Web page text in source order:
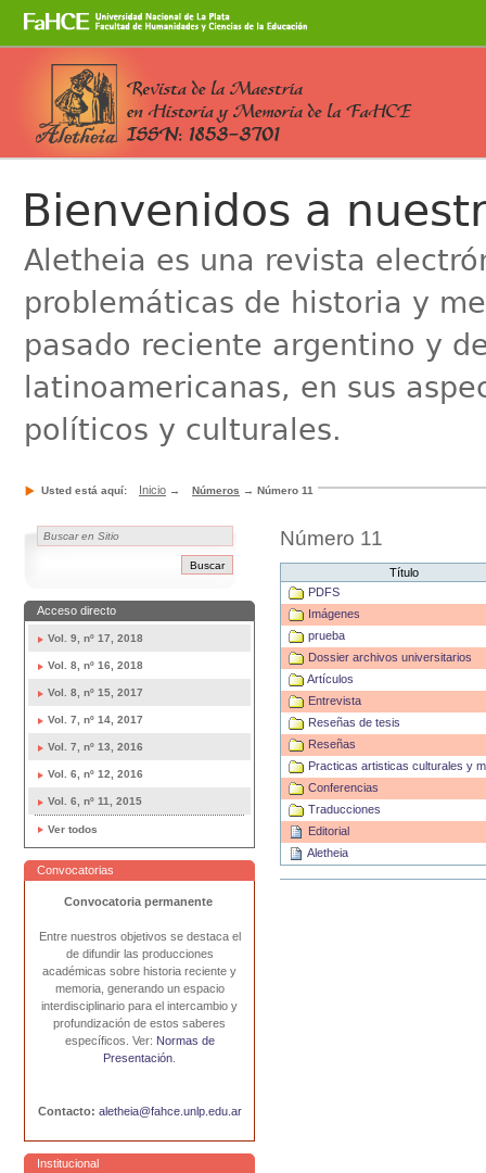
navegación
Bienvenidos a
Aletheia es una revista
problemáticas de historia y
pasado reciente argentino y
latinoamericanas, en sus
políticos y culturales.
Usted está aquí: Inicio → Números → Número 11
Acceso directo
Vol. 9, nº 17, 2018
Vol. 8, nº 16, 2018
Vol. 8, nº 15, 2017
Vol. 7, nº 14, 2017
Vol. 7, nº 13, 2016
Vol. 6, nº 12, 2016
Vol. 6, nº 11, 2015
Ver todos
Convocatorias
Convocatoria permanente
Entre nuestros objetivos se destaca el
de difundir las producciones
académicas sobre historia reciente y
memoria, generando un espacio
interdisciplinario para el intercambio y
profundización de estos saberes
específicos. Ver: Normas de
Presentación
Contacto: aletheia@fahce.unlp.edu.ar
Institucional
Número 11
Título
PDFS
Imágenes
prueba
Dossier archivos universitarios
Artículos
Entrevista
Reseñas de tesis
Reseñas
Practicas artisticas culturales y
Conferencias
Traducciones
Editorial
Aletheia